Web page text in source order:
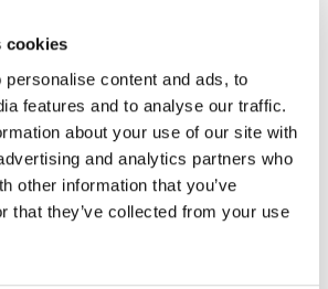
cookies
content and ads, to
features and to analyse our traffic.
about your use of our site with
and analytics partners who
other information that you’ve
that they’ve collected from your use